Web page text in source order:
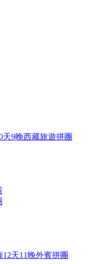
9晚西藏旅遊拼團
天11晚外賓拼團